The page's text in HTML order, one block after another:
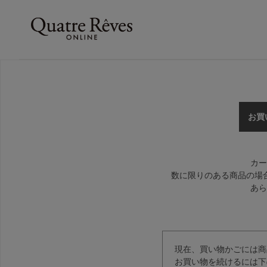
お買
カ
数に限りのある商品の場
あ
現在、買い物かごには
お買い物を続けるには